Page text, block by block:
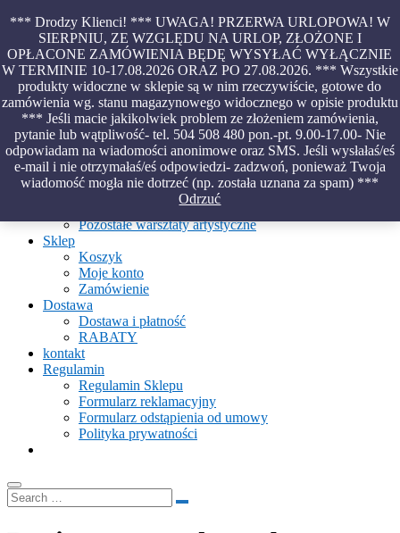
*** Drodzy Klienci! *** UWAGA! PRZERWA URLOPOWA! W
SIERPNIU, ZE WZGLĘDU NA URLOP, ZŁOŻONE I
OPŁACONE ZAMÓWIENIA BĘDĘ WYSYŁAĆ WYŁĄCZNIE
W TERMINIE 10-17.08.2026 ORAZ PO 27.08.2026. *** Wszystkie
produkty widoczne w sklepie są w nim rzeczywiście, gotowe do
zamówienia wg. stanu magazynowego widocznego w opisie produktu
*** Jeśli macie jakikolwiek problem ze złożeniem zamówienia,
pytanie lub wątpliwość- tel. 504 508 480 pon.-pt. 9.00-17.00- Nie
odpowiadam na wiadomości anonimowe oraz SMS. Jeśli wysłałaś/eś
e-mail i nie otrzymałaś/eś odpowiedzi- zadzwoń, ponieważ Twoja
wiadomość mogła nie dotrzeć (np. została uznana za spam) ***
Odrzuć
Skip
content
Piękno malowane na wodzie – papiery marmurkowe – materiały
introligatorskie – oprawy – etui – pudełka
Aktualności
O Pracowni
Ebru
Warsztaty
Warsztaty malowania na wodzie
Pozostałe warsztaty artystyczne
Sklep
Koszyk
Moje konto
Zamówienie
Dostawa
Dostawa i płatność
RABATY
kontakt
Regulamin
Regulamin Sklepu
Formularz reklamacyjny
Formularz odstąpienia od umowy
Polityka prywatności